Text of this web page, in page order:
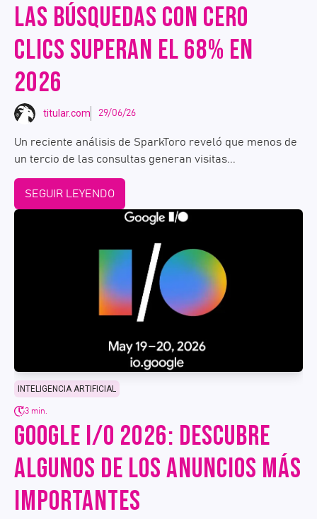
LAS BÚSQUEDAS CON CERO
CLICS SUPERAN EL 68% EN
2026
titular.com 29/06/26
Un reciente análisis de SparkToro reveló que menos de
un tercio de las consultas generan visitas...
SEGUIR LEYENDO
INTELIGENCIA ARTIFICIAL
3 min.
GOOGLE I/O 2026: DESCUBRE
ALGUNOS DE LOS ANUNCIOS MÁS
IMPORTANTES